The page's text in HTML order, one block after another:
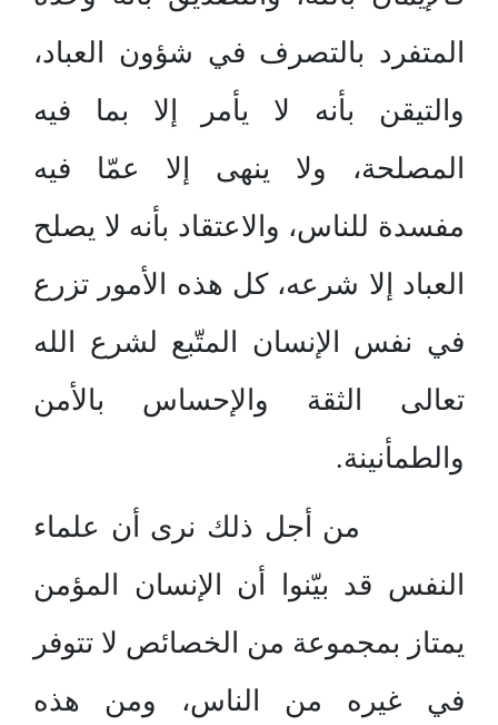
المتفرد بالتصرف في شؤون العباد،
والتيقن بأنه لا يأمر إلا بما فيه
المصلحة، ولا ينهى إلا عمّا فيه
مفسدة للناس، والاعتقاد بأنه لا يصلح
العباد إلا شرعه، كل هذه الأمور تزرع
في نفس الإنسان المتّبع لشرع الله
تعالى الثقة والإحساس بالأمن
والطمأنينة.
من أجل ذلك نرى أن علماء
النفس قد بيّنوا أن الإنسان المؤمن
يمتاز بمجموعة من الخصائص لا تتوفر
في غيره من الناس، ومن هذه